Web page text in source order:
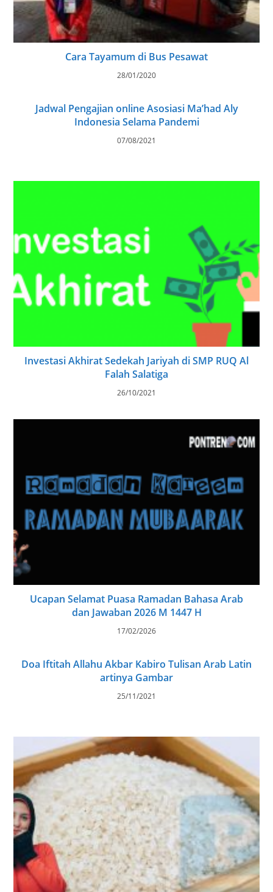
Cara Tayamum di Bus Pesawat
28/01/2020
Jadwal Pengajian online Asosiasi Ma’had Aly
Indonesia Selama Pandemi
07/08/2021
Investasi Akhirat Sedekah Jariyah di SMP RUQ Al
Falah Salatiga
26/10/2021
Ucapan Selamat Puasa Ramadan Bahasa Arab
dan Jawaban 2026 M 1447 H
17/02/2026
Doa Iftitah Allahu Akbar Kabiro Tulisan Arab Latin
artinya Gambar
25/11/2021